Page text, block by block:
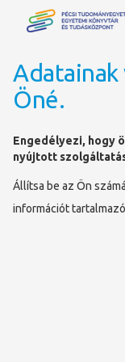
KAPCSOLAT
» Bepillantó
A
Adatainak
Öné.
Engedélyezi, hogy
nyújtott
Állítsa be az Ön
információt